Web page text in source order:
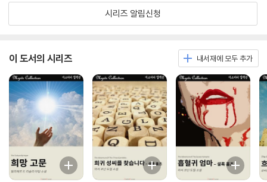
시리즈 알림신청
이 도서의 시리즈 내서재에 모두 추가